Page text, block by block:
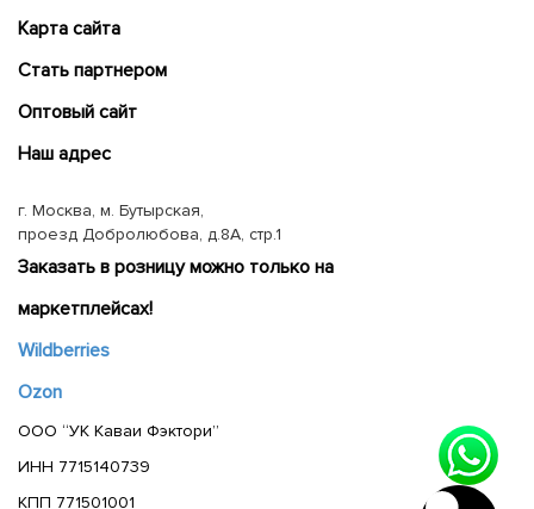
Карта сайта
Cтать партнером
Оптовый сайт
Наш адрес
г. Москва, м. Бутырская,
проезд Добролюбова, д.8А, стр.1
Заказать в розницу можно только на
маркетплейсах!
Wildberries
Ozon
ООО “УК Каваи Фэктори”
ИНН 7715140739
КПП 771501001